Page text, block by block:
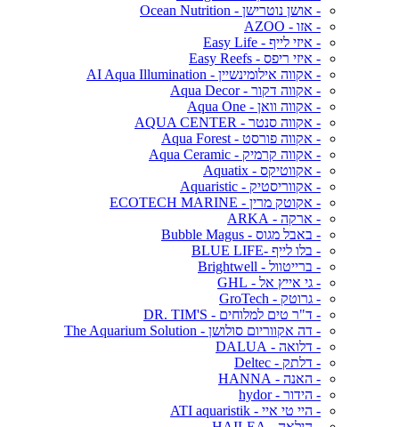
- אושן נוטרישן - Ocean Nutrition
- אזו - AZOO
- איזי לייף - Easy Life
- איזי ריפס - Easy Reefs
- אקווה אילומינשיין - AI Aqua Illumination
- אקווה דקור - Aqua Decor
- אקווה וואן - Aqua One
- אקווה סנטר - AQUA CENTER
- אקווה פורסט - Aqua Forest
- אקווה קרמיק - Aqua Ceramic
- אקווטיקס - Aquatix
- אקווריסטיק - Aquaristic
- אקוטק מרין - ECOTECH MARINE
- ארקה - ARKA
- באבל מגוס - Bubble Magus
- בלו לייף -BLUE LIFE
- ברייטוול - Brightwell
- גי אייץ אל - GHL
- גרוטק - GroTech
- ד"ר טים למלוחים - DR. TIM'S
- דה אקווריום סולושן - The Aquarium Solution
- דלואה - DALUA
- דלתק - Deltec
- האנה - HANNA
- הידור - hydor
- היי טי איי - ATI aquaristik